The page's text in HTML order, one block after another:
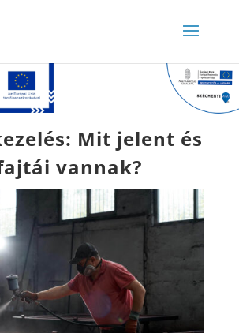
Mit jelent és
vannak?